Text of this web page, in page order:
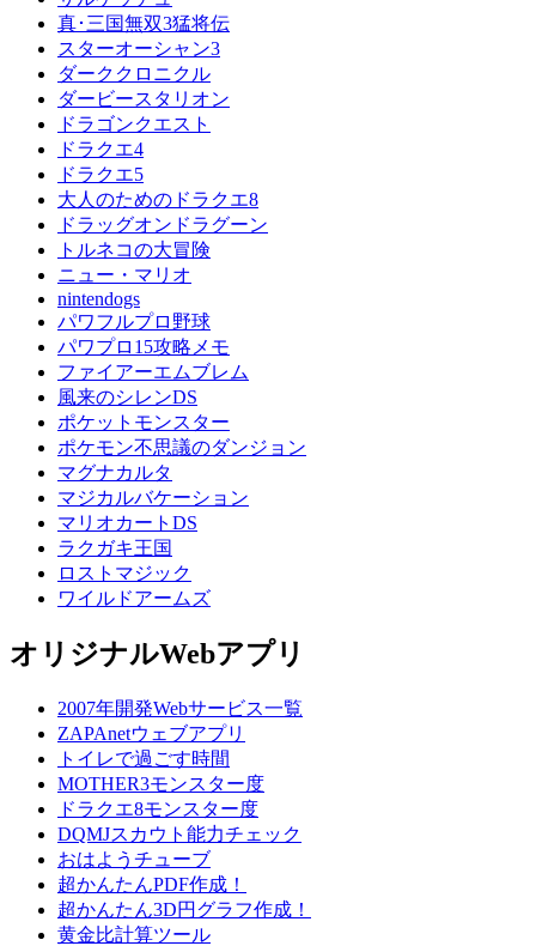
真･三国無双3猛将伝
スターオーシャン3
ダーククロニクル
ダービースタリオン
ドラゴンクエスト
ドラクエ4
ドラクエ5
大人のためのドラクエ8
ドラッグオンドラグーン
トルネコの大冒険
ニュー・マリオ
nintendogs
パワフルプロ野球
パワプロ15攻略メモ
ファイアーエムブレム
風来のシレンDS
ポケットモンスター
ポケモン不思議のダンジョン
マグナカルタ
マジカルバケーション
マリオカートDS
ラクガキ王国
ロストマジック
ワイルドアームズ
オリジナルWebアプリ
2007年開発Webサービス一覧
ZAPAnetウェブアプリ
トイレで過ごす時間
MOTHER3モンスター度
ドラクエ8モンスター度
DQMJスカウト能力チェック
おはようチューブ
超かんたんPDF作成！
超かんたん3D円グラフ作成！
黄金比計算ツール